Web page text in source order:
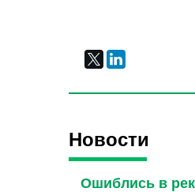
Новости
Ошиблись в